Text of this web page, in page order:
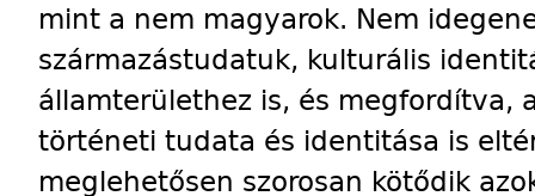
mint a nem magyarok. Nem
származástudatuk, kulturális
államterülethez is, és megfordítva,
történeti tudata és identitása is
meglehetősen szorosan kötődik